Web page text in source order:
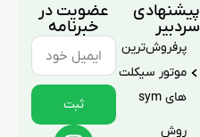
پیشنهادی
سردبیر
پرفروش‌ترین
موتور سیکلت
های sym
روش
عضویت در
خبرنامه
ثبت